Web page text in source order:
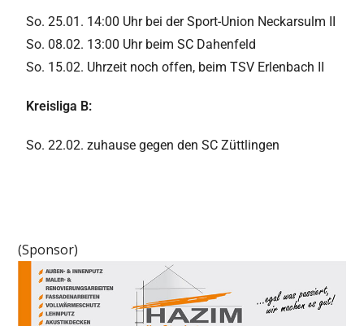
So. 25.01. 14:00 Uhr bei der Sport-Union Neckarsulm II
So. 08.02. 13:00 Uhr beim SC Dahenfeld
So. 15.02. Uhrzeit noch offen, beim TSV Erlenbach II
Kreisliga B:
So. 22.02. zuhause gegen den SC Züttlingen
(Sponsor)